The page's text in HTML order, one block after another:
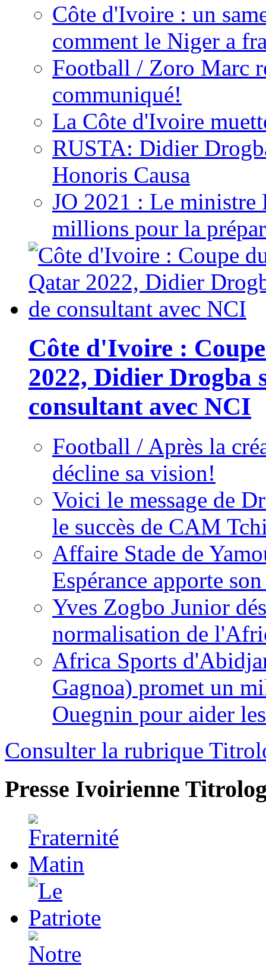
Côte d'Ivoire : un
comment le Niger a
Football / Zoro Marc
communiqué!
La Côte d'Ivoire
RUSTA: Didier
Honoris Causa
JO 2021 : Le ministre
millions pour la
Côte d'Ivoire :
2022, Didier Drogba
consultant avec NCI
Football / Après la
décline sa vision!
Voici le message de
le succès de CAM
Affaire Stade de
Espérance apporte
Yves Zogbo Junior
normalisation de
Africa Sports
Gagnoa) promet un
Ouegnin pour aider
Consulter la rubrique
Presse Ivoirienne